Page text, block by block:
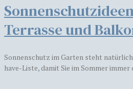
Terrasse und
Sonnenschutz im Garten steht
have-Liste, damit Sie im Sommer immer